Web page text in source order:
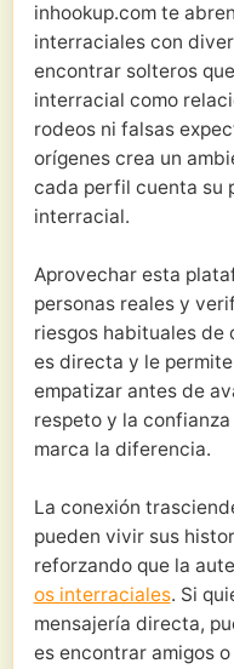
inhookup.com te
interraciales con
encontrar solteros
interracial como
rodeos ni falsas
orígenes crea un
cada perfil cuenta su
interracial.
Aprovechar esta
personas reales y
riesgos habituales de
es directa y le
empatizar antes de
respeto y la
marca la diferencia.
La conexión
pueden vivir sus
reforzando que la
os interraciales. Si
mensajería directa,
es encontrar amigos